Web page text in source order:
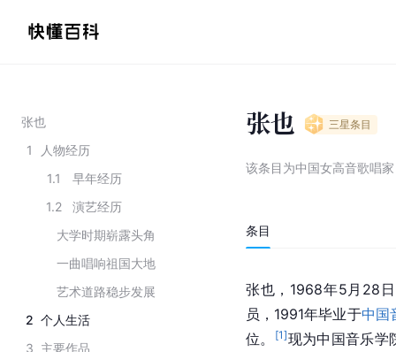
张也
1
人物经历
1.1
早年经历
1.2
演艺经历
大学时期崭露头角
一曲唱响祖国大地
艺术道路稳步发展
2 个人生活
3 主要作品
张也 三星条目
该条目为中国女高音歌唱家
条目
张也，1968年5月28
员，1991年毕业于中国
位。
[1]现为中国音乐学